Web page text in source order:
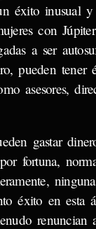
éxito inusual y
con
a ser
pueden tener
asesores,
gastar
fortuna,
éxito en esta
renuncian